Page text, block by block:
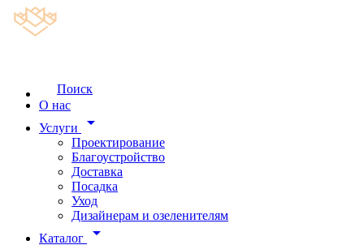
Поиск
О нас
Услуги
arrow_drop_down
Проектирование
Благоустройство
Доставка
Посадка
Уход
Дизайнерам и озеленителям
Каталог
arrow_drop_down